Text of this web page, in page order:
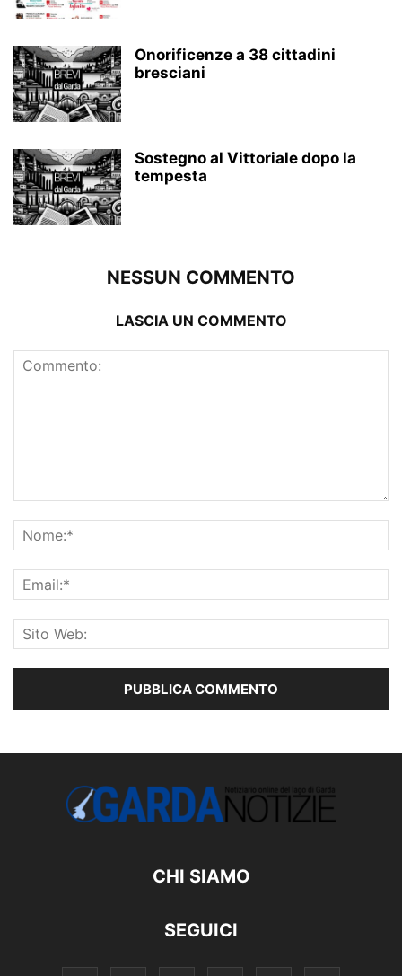
Onorificenze a 38 cittadini
bresciani
Sostegno al Vittoriale dopo la
tempesta
NESSUN COMMENTO
LASCIA UN COMMENTO
CHI SIAMO
SEGUICI